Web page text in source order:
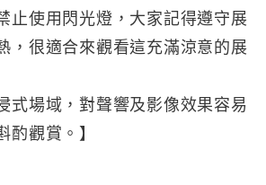
止使用閃光燈，大家記得遵守展
，很適合來觀看這充滿涼意的展
式場域，對聲響及影像效果容易
酌觀賞。】